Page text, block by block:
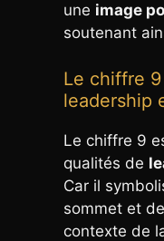
une image
soutenant
Le chiffre
leadership
Le chiffre 9
qualités de
Car il
sommet et
contexte de